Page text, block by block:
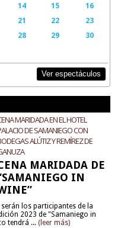
14 15
16
21 22
23
28 29
30
Ver espectáculos
MARIDADA EN EL HOTEL
DE SAMANIEGO CON
ALÚTIZ Y REMÍREZ DE
MARIDADA DE
IN
los participantes de la
2023 de "Samaniego in
tendrá ... (leer más)